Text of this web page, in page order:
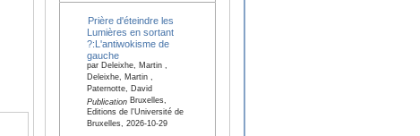
Prière d'éteindre les
Lumières en sortant
?:L'antiwokisme de
gauche
par Deleixhe, Martin ,
Deleixhe, Martin ,
Paternotte, David
PublicationBruxelles,
Editions de l'Université de
Bruxelles, 2026-10-29